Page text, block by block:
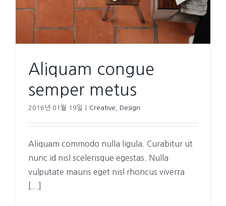
Aliquam congue
semper metus
2016년 01월 19일 Creative Design
Aliquam commodo nulla ligula. Curabitur ut
nunc id nisl scelerisque egestas. Nulla
vulputate mauris eget nisl rhoncus viverra